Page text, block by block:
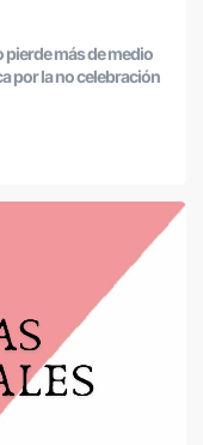
pierde más de medio
por la no celebración